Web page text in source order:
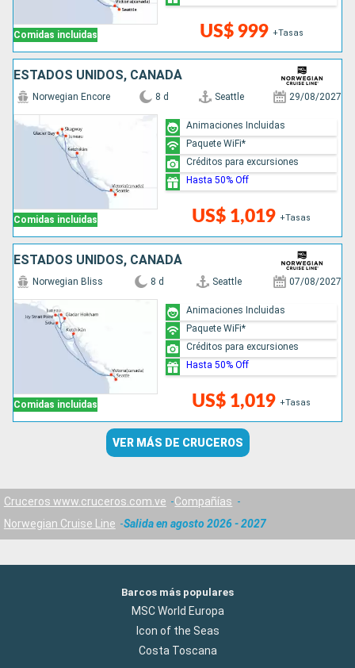
Comidas incluidas US$ 999 +Tasas
ESTADOS UNIDOS, CANADÁ
Comidas incluidas
Norwegian Encore 8 d Seattle 29/08/2027
US$ 1,019 +Tasas
Animaciones Incluidas
Paquete WiFi*
Créditos para excursiones
Hasta 50% Off
ESTADOS UNIDOS, CANADÁ
Comidas incluidas
Norwegian Bliss 8 d Seattle 07/08/2027
US$ 1,019 +Tasas
Animaciones Incluidas
Paquete WiFi*
Créditos para excursiones
Hasta 50% Off
VER MÁS DE CRUCEROS
Cruceros www.cruceros.com.ve
Compañías
Norwegian Cruise Line
Salida en agosto 2026 - 2027
Barcos más populares
MSC World Europa
Icon of the Seas
Costa Toscana